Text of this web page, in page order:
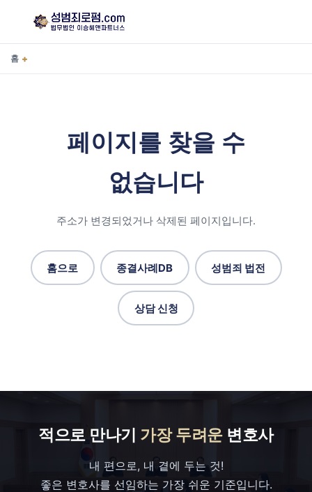
홈 +
페이지를 찾을 수
없습니다
주소가 변경되었거나 삭제된 페이지입니다.
홈으로 종결사례DB 성범죄 법전
상담 신청
적으로 만나기 가장 두려운변호사
내 편으로, 내 곁에 두는 것!
좋은 변호사를 선임하는 가장 쉬운 기준입니다.